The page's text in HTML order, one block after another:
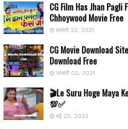
CG Film Has Jhan Pagli
Chhoywood Movie Free
फ़रवरी 23, 2021
CG Movie Download
Download Free
जनवरी 02, 2021
🎬Le Suru Hoge Maya
💯✅
मई 25, 2023